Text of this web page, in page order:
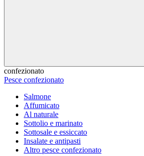
confezionato
Pesce confezionato
Salmone
Affumicato
Al naturale
Sottolio e marinato
Sottosale e essiccato
Insalate e antipasti
Altro pesce confezionato